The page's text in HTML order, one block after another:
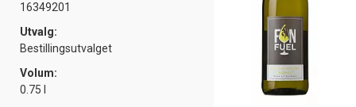
16349201
Utvalg:
Bestillingsutvalget
Volum:
0.75 l